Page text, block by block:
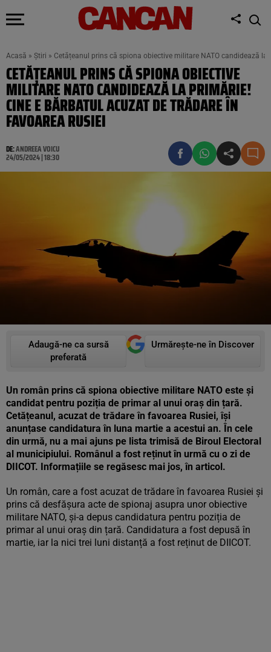
Acasă » Știri » Cetățeanul prins că spiona obiective militare NATO candidează
CETĂȚEANUL PRINS CĂ SPIONA OBIECTIVE
MILITARE NATO CANDIDEAZĂ LA PRIMĂRIE!
CINE E BĂRBATUL ACUZAT DE TRĂDARE ÎN
FAVOAREA RUSIEI
DE:ANDREEA VOICU
24/05/2024 | 18:30
Adaugă-ne ca sursă
preferată
Urmărește-ne în Discover
Un român prins că spiona obiective militare NATO este și
candidat pentru poziția de primar al unui oraș din țară.
Cetățeanul, acuzat de trădare în favoarea Rusiei, își
anunțase candidatura în luna martie a acestui an. În cele
din urmă, nu a mai ajuns pe lista trimisă de Biroul Electoral
al municipiului. Românul a fost reținut în urmă cu o zi de
DIICOT. Informațiile se regăsesc mai jos, în articol.
Un român, care a fost acuzat de trădare în favoarea Rusiei și
prins că desfășura acte de spionaj asupra unor obiective
militare NATO, și-a depus candidatura pentru poziția de
primar al unui oraș din țară. Candidatura a fost depusă în
martie, iar la nici trei luni distanță a fost reținut de DIICOT.